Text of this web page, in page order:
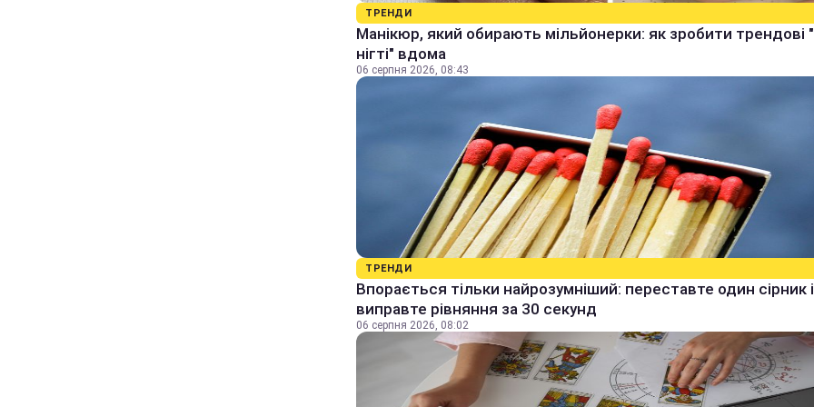
ТРЕНДИ
Манікюр, який обирають мільйонерки: як зробити трендові
нігті" вдома
06 серпня 2026, 08:43
ТРЕНДИ
Впорається тільки найрозумніший: переставте один сірник і
виправте рівняння за 30 секунд
06 серпня 2026, 08:02